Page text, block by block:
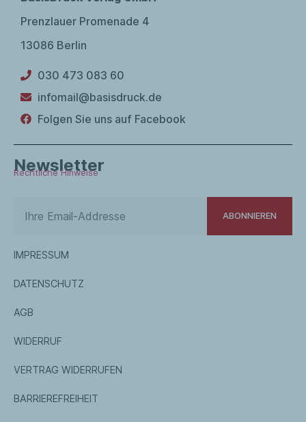
Abbildungen:Hans Schulze (Fotografische
Reproduktion: Heike Stephan), S. 3, 5, 9, 11/12, 21 ,
62/63; Konkret vom Juli 1962 S. 34; Dietmar
Prenzlauer Promenade 4
13086 Berlin
030 473 083 60
infomail@basisdruck.de
Folgen Sie uns auf Facebook
Newsletter
Rechtliche Hinweise
ABONNIEREN
IMPRESSUM
DATENSCHUTZ
AGB
WIDERRUF
VERTRAG WIDERRUFEN
BARRIEREFREIHEIT